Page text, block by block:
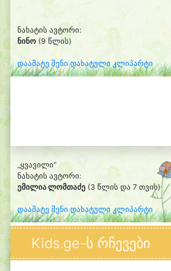
ნახატის ავტორი:
ნინო (9 წლის)
დაამატე შენი დახატული კლიპარტი
„ყვავილი“
ნახატის ავტორი:
ემილია ლომთაძე (3 წლის და 7 თვის)
დაამატე შენი დახატული კლიპარტი
Kids.ge-ს რჩევები